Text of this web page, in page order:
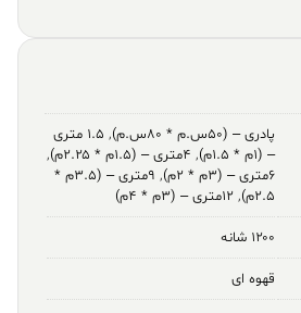
پادری – (۵۰س.م * ۸۰س.م) ,
۱.۵ متری
– (۱م * ۱.۵م)
, ۴متری – (۱.۵م * ۲.۲۵م)
,
۶متری – (۳م * ۲م)
,
۹متری – (۳.۵م *
۲.۵م)
, ۱۲متری – (۳م * ۴م)
۱۲۰۰ شانه
قهوه ای